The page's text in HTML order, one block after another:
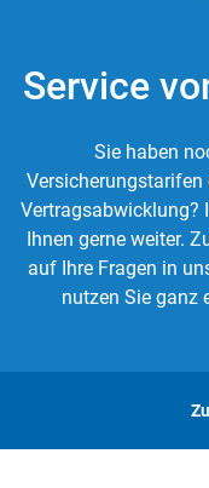
Service
Sie haben
Versicherungstarifen
Vertragsabwicklung?
Ihnen gerne weiter.
auf Ihre Fragen in
nutzen Sie ganz